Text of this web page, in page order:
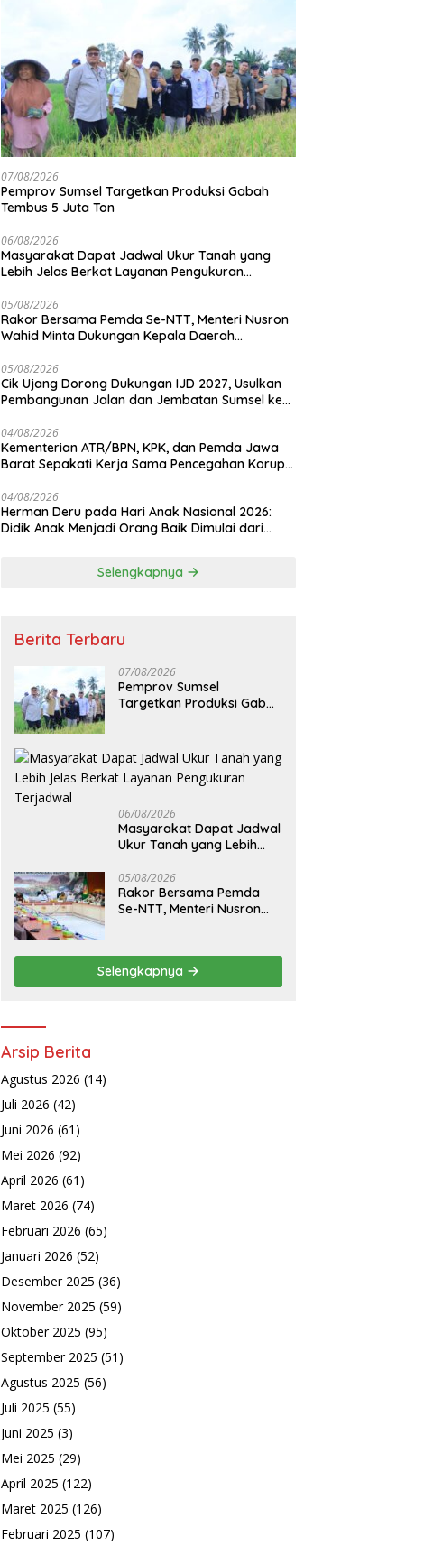
07/08/2026
Pemprov Sumsel Targetkan Produksi Gabah
Tembus 5 Juta Ton
06/08/2026
Masyarakat Dapat Jadwal Ukur Tanah yang
Lebih Jelas Berkat Layanan Pengukuran
05/08/2026
Rakor Bersama Pemda Se-NTT, Menteri Nusron
Wahid Minta Dukungan Kepala Daerah
05/08/2026
Cik Ujang Dorong Dukungan IJD 2027, Usulkan
Pembangunan Jalan dan Jembatan Sumsel ke
04/08/2026
Kementerian ATR/BPN, KPK, dan Pemda Jawa
Barat Sepakati Kerja Sama Pencegahan Korupsi
04/08/2026
Herman Deru pada Hari Anak Nasional 2026:
Didik Anak Menjadi Orang Baik Dimulai dari
Selengkapnya
Berita Terbaru
07/08/2026
Pemprov Sumsel
Targetkan Produksi Gabah
06/08/2026
Masyarakat Dapat Jadwal
Ukur Tanah yang Lebih
Pengukuran Terjadwal
05/08/2026
Rakor Bersama Pemda
Se-NTT, Menteri Nusron
Transformasi Layanan
Pertanahan
Selengkapnya
Arsip Berita
Agustus 2026 (14)
Juli 2026 (42)
Juni 2026 (61)
Mei 2026 (92)
April 2026 (61)
Maret 2026 (74)
Februari 2026 (65)
Januari 2026 (52)
Desember 2025 (36)
November 2025 (59)
Oktober 2025 (95)
September 2025 (51)
Agustus 2025 (56)
Juli 2025 (55)
Juni 2025 (3)
Mei 2025 (29)
April 2025 (122)
Maret 2025 (126)
Februari 2025 (107)